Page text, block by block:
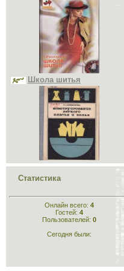
Школа шитья
Конструирование лёгкого
платья и белья
Статистика
Онлайн всего: 4
Гостей: 4
Пользователей: 0
Сегодня были: